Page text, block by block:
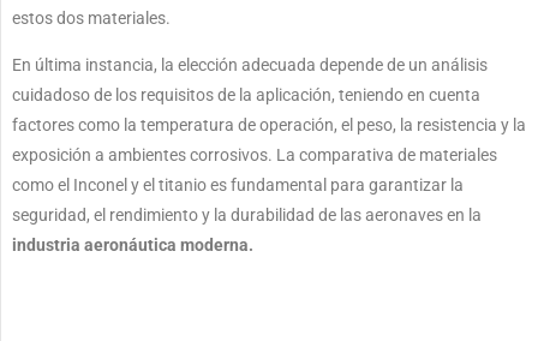
estos dos materiales.
En última instancia, la elección adecuada depende de un análisis
cuidadoso de los requisitos de la aplicación, teniendo en cuenta
factores como la temperatura de operación, el peso, la resistencia y la
exposición a ambientes corrosivos. La comparativa de materiales
como el Inconel y el titanio es fundamental para garantizar la
seguridad, el rendimiento y la durabilidad de las aeronaves en la
industria aeronáutica moderna.